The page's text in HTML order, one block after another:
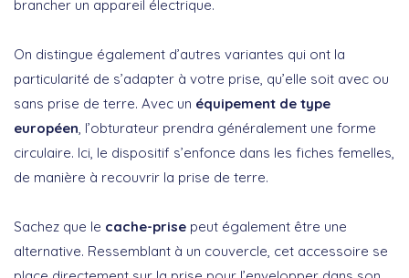
brancher un appareil électrique.
On distingue également d’autres variantes qui ont la
particularité de s’adapter à votre prise, qu’elle soit avec ou
sans prise de terre. Avec un équipement de type
européen , l’obturateur prendra généralement une forme
circulaire. Ici, le dispositif s’enfonce dans les fiches femelles,
de manière à recouvrir la prise de terre.
Sachez que le cache-prise peut également être une
alternative. Ressemblant à un couvercle, cet accessoire se